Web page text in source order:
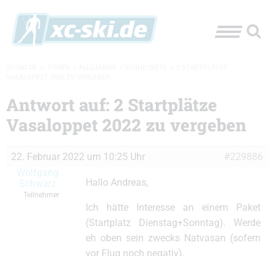
Antwort auf: 2 Startplätze
Vasaloppet 2022 zu vergeben
22. Februar 2022 um 10:25 Uhr
#229886
Wolfgang
Schwarz
Teilnehmer
Hallo Andreas,
Ich hätte Interesse an einem Paket
(Startplatz Dienstag+Sonntag). Werde
eh oben sein zwecks Natvasan (sofern
vor Flug noch negativ).